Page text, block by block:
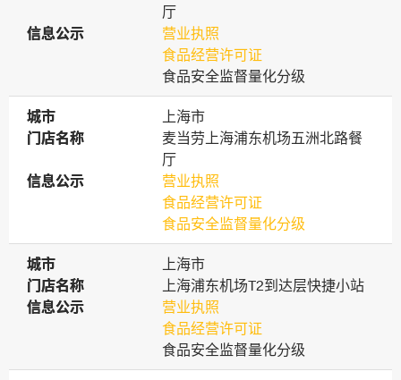
厅
信息公示
信息公示
营业执照
食品经营许可证
食品安全监督量化分级
城市
城市
上海市
门店名称
门店名称
麦当劳上海浦东机场五洲北路餐
厅
信息公示
信息公示
营业执照
食品经营许可证
食品安全监督量化分级
城市
城市
上海市
门店名称
门店名称
上海浦东机场T2到达层快捷小站
信息公示
信息公示
营业执照
食品经营许可证
食品安全监督量化分级